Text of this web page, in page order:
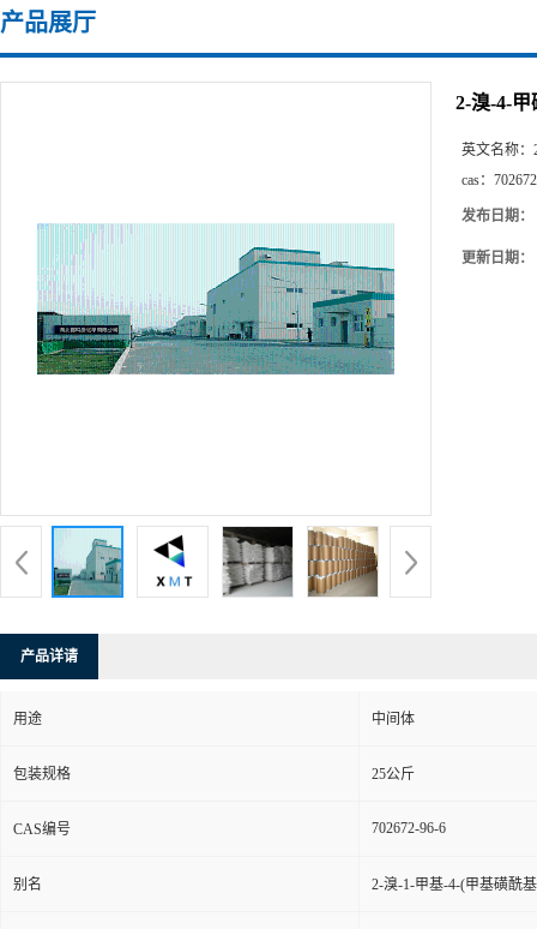
产品展厅
2-溴-4-
英文名称：
cas：
发布日期：
更新日期：
产品详请
用途 中间体
包装规格 25公斤
CAS编号 702672-96-6
别名 2-溴-1-甲基-4-(甲基磺酰